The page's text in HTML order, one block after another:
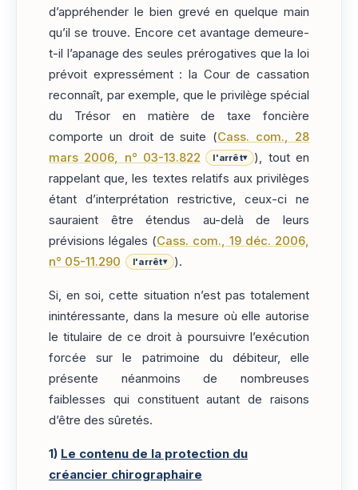
d’appréhender le bien grevé en quelque main
qu’il se trouve. Encore cet avantage demeure-
t-il l’apanage des seules prérogatives que la loi
prévoit expressément : la Cour de cassation
reconnaît, par exemple, que le privilège spécial
du Trésor en matière de taxe foncière
comporte un droit de suite (Cass. com., 28
mars 2006, n° 03-13.822
l'arrêt▾
), tout en
rappelant que, les textes relatifs aux privilèges
étant d’interprétation restrictive, ceux-ci ne
sauraient être étendus au-delà de leurs
prévisions légales (Cass. com., 19 déc. 2006,
n° 05-11.290
l'arrêt▾ ).
Si, en soi, cette situation n’est pas totalement
inintéressante, dans la mesure où elle autorise
le titulaire de ce droit à poursuivre l’exécution
forcée sur le patrimoine du débiteur, elle
présente néanmoins de nombreuses
faiblesses qui constituent autant de raisons
d’être des sûretés.
1) Le contenu de la protection du
créancier chirographaire